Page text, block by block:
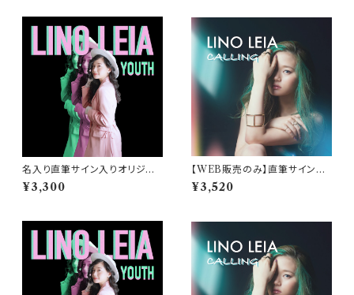
名入り直筆サイン入りオリジナ
ルポストカード付 LINO LEIA
(リノレイア) 1st Mini Album
¥3,300
【WEB販売のみ】直筆サイン入
りブロマイド付 LINO LEIA(リ
ノレイア) 1st Full Album "CA
¥3,520